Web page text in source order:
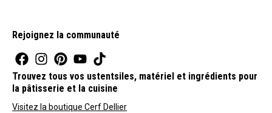
Rejoignez la communauté
Trouvez tous vos ustentsiles, matériel et ingrédients pour
la pâtisserie et la cuisine
Visitez la boutique Cerf Dellier